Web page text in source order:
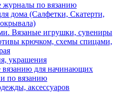
по вязанию
дома (Салфетки, Скатерти,
Вязаные игрушки, сувениры
крючком, схемы спицами,
украшения
вязанию для начинающих
по вязанию
аксессуаров